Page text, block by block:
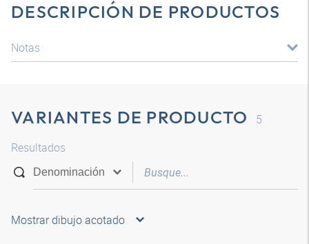
DESCRIPCIÓN DE PRODUCTOS
Notas
VARIANTES DE PRODUCTO
5
Resultados
Mostrar dibujo acotado